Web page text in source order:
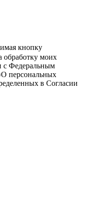
кнопку
обработку моих
с Федеральным
персональных
в Согласии